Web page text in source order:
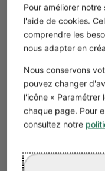
Pour améliorer
l'aide de cookies.
comprendre les
nous adapter en
Nous conservons
pouvez changer
l'icône « Paramétrer
chaque page. Pour
consultez notre
dégât des eaux ;
dommage
vol, vandalisme,
événements
accidents
circulation…
L’entreprise peut
clients et à d’autres
circulation mais pas